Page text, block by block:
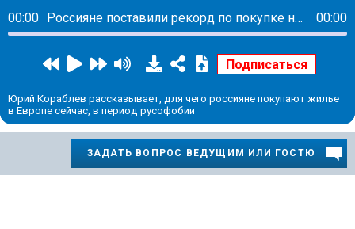
00:00 Россияне поставили рекорд по покупке недвижимости в Испании 00:00
Юрий Кораблев рассказывает, для чего россияне покупают жилье
в Европе сейчас, в период русофобии
ЗАДАТЬ ВОПРОС ВЕДУЩИМ ИЛИ ГОСТЮ